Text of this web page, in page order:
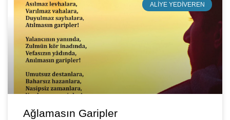
ALIYE YEDIVEREN
Ağlamasın Garipler